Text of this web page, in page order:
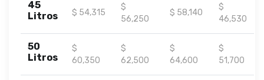
45
Litros
$ 54,315
$
56,250
$ 58,140
$
46,530
50
Litros
$
60,350
$
62,500
$
64,600
$
51,700